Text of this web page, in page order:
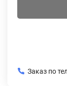
Заказ по